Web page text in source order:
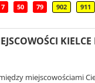
7 50 79 902 911
miejscowościami